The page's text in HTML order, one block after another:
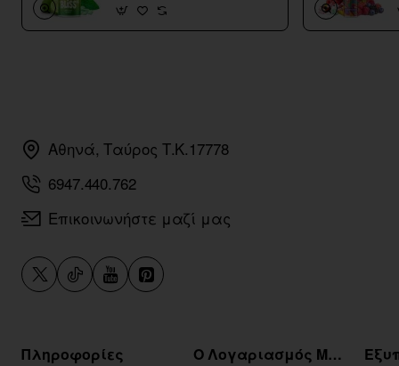
Αθηνά, Ταύρος Τ.Κ.17778
6947.440.762
Επικοινωνήστε μαζί μας
Πληροφορίες Ο Λογαριασμός Μου